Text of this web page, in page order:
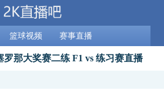
篮球视频 赛事直播
罗那大奖赛二练 F1 vs 练习赛直播